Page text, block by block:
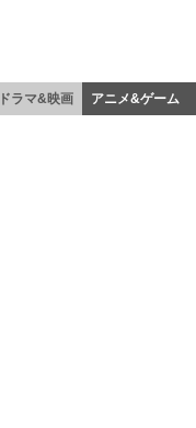
ドラマ&映画 アニメ&ゲーム